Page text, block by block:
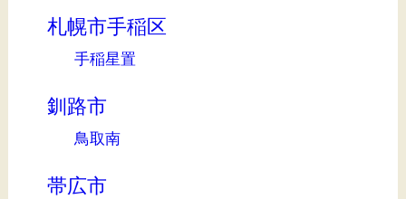
札幌市手稲区
手稲星置
釧路市
鳥取南
帯広市